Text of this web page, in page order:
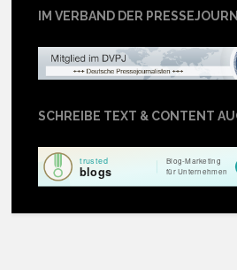
IM VERBAND DER
SCHREIBE TEXT & CONTENT